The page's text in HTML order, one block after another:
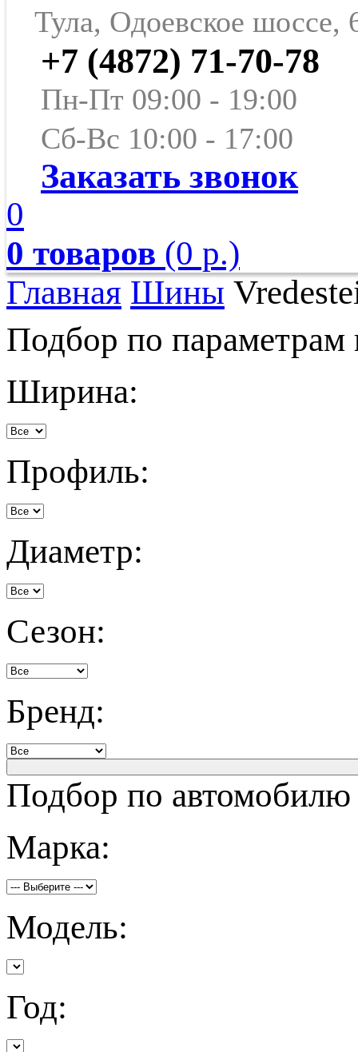
Тула, Одоевское шоссе,
+7 (4872) 71-70-78
Пн-Пт 09:00 - 19:00
Сб-Вс 10:00 - 17:00
Заказать звонок
0
0 товаров (0 р.)
Главная Шины
Подбор по
Ширина:
Профиль:
Диаметр:
Сезон:
Бренд:
Подбор по автомобилю
Марка:
Модель:
Год: